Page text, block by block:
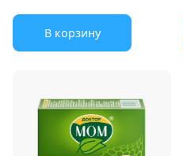
В корзину